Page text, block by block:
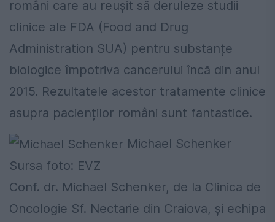
români care au reușit să deruleze studii
clinice ale FDA (Food and Drug
Administration SUA) pentru substanțe
biologice împotriva cancerului încă din anul
2015. Rezultatele acestor tratamente clinice
asupra pacienților români sunt fantastice.
Michael Schenker
Sursa foto: EVZ
Conf. dr. Michael Schenker, de la Clinica de
Oncologie Sf. Nectarie din Craiova, și echipa